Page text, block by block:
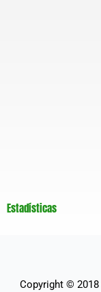
Estadísticas
Copyright © 2018